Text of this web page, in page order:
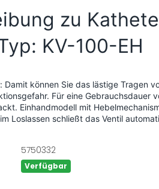
zu
KV-100-EH
Damit können Sie das lästige Tragen
Für eine Gebrauchsdauer
Einhandmodell mit
Loslassen schließt das Ventil
5750332
Verfügbar